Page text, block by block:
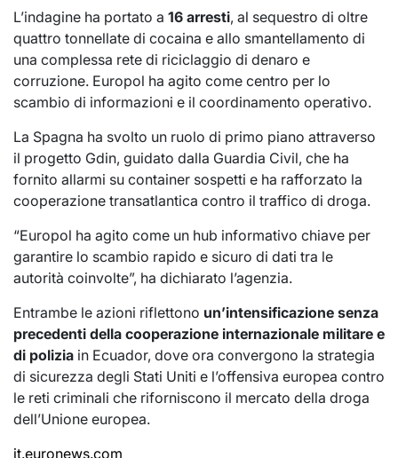
L’indagine ha portato a 16 arresti, al sequestro di oltre
quattro tonnellate di cocaina e allo smantellamento di
una complessa rete di riciclaggio di denaro e
corruzione. Europol ha agito come centro per lo
scambio di informazioni e il coordinamento operativo.
La Spagna ha svolto un ruolo di primo piano attraverso
il progetto Gdin, guidato dalla Guardia Civil, che ha
fornito allarmi su container sospetti e ha rafforzato la
cooperazione transatlantica contro il traffico di droga.
“Europol ha agito come un hub informativo chiave per
garantire lo scambio rapido e sicuro di dati tra le
autorità coinvolte”, ha dichiarato l’agenzia.
Entrambe le azioni riflettono un’intensificazione senza
precedenti della cooperazione internazionale militare e
di polizia in Ecuador, dove ora convergono la strategia
di sicurezza degli Stati Uniti e l’offensiva europea contro
le reti criminali che riforniscono il mercato della droga
dell’Unione europea.
it.euronews.com